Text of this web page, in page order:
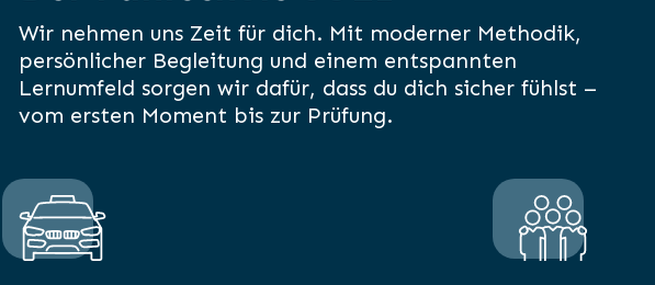
Wir nehmen uns Zeit für dich. Mit moderner Methodik,
persönlicher Begleitung und einem entspannten
Lernumfeld sorgen wir dafür, dass du dich sicher fühlst –
vom ersten Moment bis zur Prüfung.